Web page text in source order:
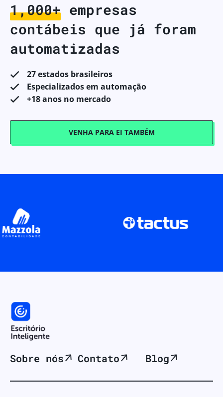
1,000+ empresas
contábeis que já foram
automatizadas
27 estados brasileiros
Especializados em automação
+18 anos no mercado
VENHA PARA EI TAMBÉM
Sobre nós Contato Blog